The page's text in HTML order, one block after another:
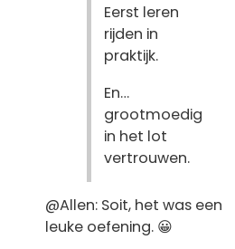
Eerst leren
rijden in
praktijk.
En…
grootmoedig
in het lot
vertrouwen.
@Allen: Soit, het was een
leuke oefening. 😀